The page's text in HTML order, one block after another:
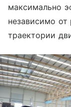
максимально
независимо от
траектории